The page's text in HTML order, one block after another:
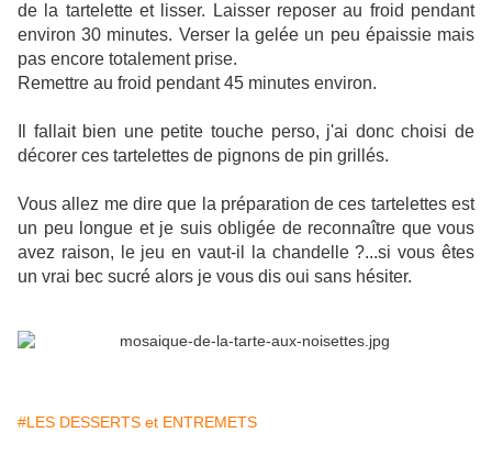
de la tartelette et lisser. Laisser reposer au froid pendant
environ 30 minutes. Verser la gelée un peu épaissie mais
pas encore totalement prise.
Remettre au froid pendant 45 minutes environ.
Il fallait bien une petite touche perso, j'ai donc choisi de
décorer ces tartelettes de pignons de pin grillés.
Vous allez me dire que la préparation de ces tartelettes est
un peu longue et je suis obligée de reconnaître que vous
avez raison, le jeu en vaut-il la chandelle ?...si vous êtes
un vrai bec sucré alors je vous dis oui sans hésiter.
#LES DESSERTS et ENTREMETS